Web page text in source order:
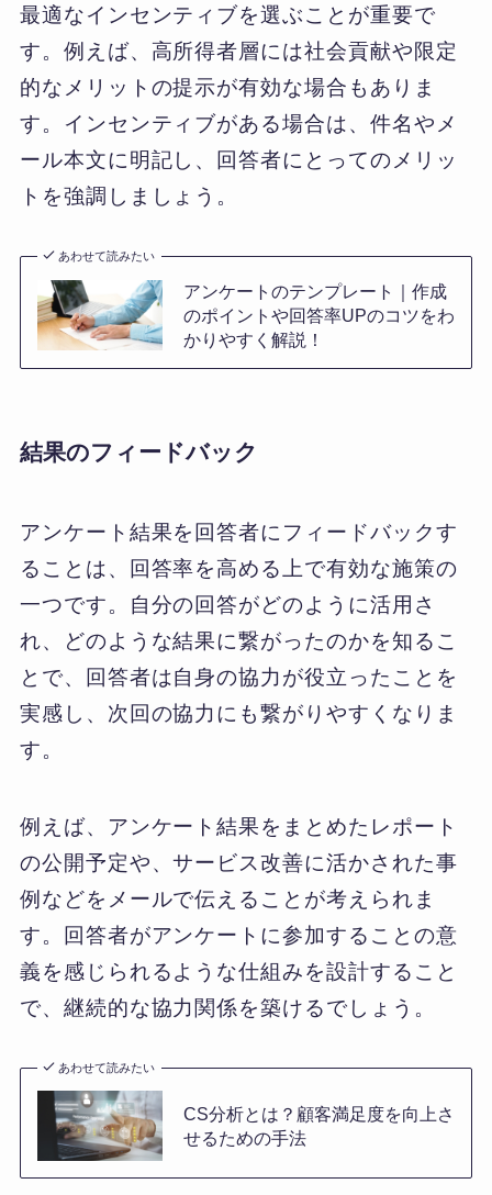
最適なインセンティブを選ぶことが重要で
す。例えば、高所得者層には社会貢献や限定
的なメリットの提示が有効な場合もありま
す。インセンティブがある場合は、件名やメ
ール本文に明記し、回答者にとってのメリッ
トを強調しましょう。
あわせて読みたい
アンケートのテンプレート｜作成
のポイントや回答率UPのコツをわ
かりやすく解説！
結果のフィードバック
アンケート結果を回答者にフィードバックす
ることは、回答率を高める上で有効な施策の
一つです。自分の回答がどのように活用さ
れ、どのような結果に繋がったのかを知るこ
とで、回答者は自身の協力が役立ったことを
実感し、次回の協力にも繋がりやすくなりま
す。
例えば、アンケート結果をまとめたレポート
の公開予定や、サービス改善に活かされた事
例などをメールで伝えることが考えられま
す。回答者がアンケートに参加することの意
義を感じられるような仕組みを設計すること
で、継続的な協力関係を築けるでしょう。
あわせて読みたい
CS分析とは？顧客満足度を向上さ
せるための手法